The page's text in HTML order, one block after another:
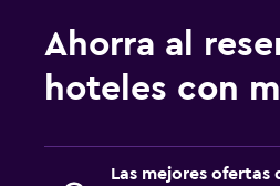
Ahorra al
hoteles con
Las mejores ofertas